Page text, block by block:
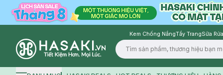
Kem Chống NắngTẩy TrangSữa
Logo